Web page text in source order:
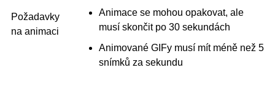
Požadavky
na animaci
Animace se mohou opakovat, ale
musí skončit po 30 sekundách
Animované GIFy musí mít méně než 5
snímků za sekundu